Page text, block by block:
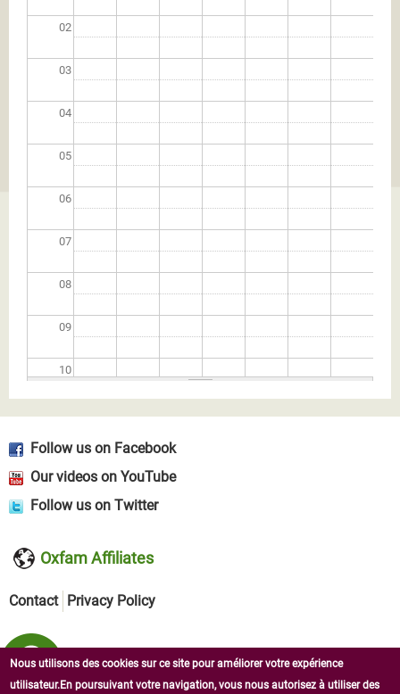
02
03
04
05
06
07
08
09
10
12
13
17
Follow us on Facebook
Our videos on YouTube
Follow us on Twitter
Oxfam Affiliates
Contact Privacy Policy
Nous utilisons des cookies sur ce site pour améliorer votre expérience
utilisateur.En poursuivant votre navigation, vous nous autorisez à utiliser des